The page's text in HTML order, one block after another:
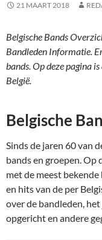
21 MAART 2018
Belgische Bands
Bandleden Informatie.
bands. Op deze pagina
België.
Belgische
Sinds de jaren 60 van
bands en groepen. Op
met de meest bekende
en hits van de per
over de bandleden,
opgericht en andere